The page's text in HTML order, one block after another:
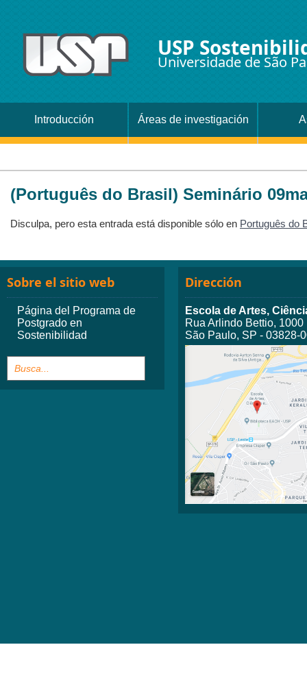
USP
Universidade de São
Introducción Áreas de investigación
(Português do Brasil) Seminário
Disculpa, pero esta entrada está disponible sólo en Português do
Sobre el sitio web
Página del Programa de
Postgrado en
Sostenibilidad
Dirección
Escola de Artes,
Rua Arlindo Bettio, 1000
São Paulo, SP - 03828-